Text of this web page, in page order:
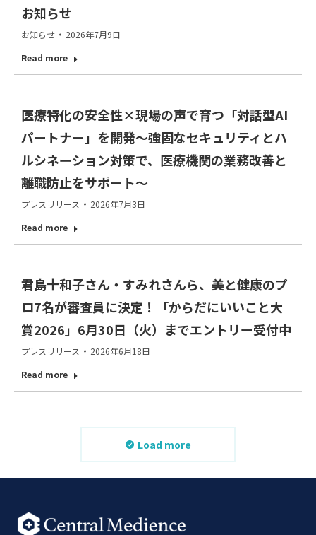
お知らせ
お知らせ
2026年7月9日
Read more
医療特化の安全性×現場の声で育つ「対話型AI
パートナー」を開発～強固なセキュリティとハ
ルシネーション対策で、医療機関の業務改善と
離職防止をサポート～
プレスリリース
2026年7月3日
Read more
君島十和子さん・すみれさんら、美と健康のプ
ロ7名が審査員に決定！「からだにいいこと大
賞2026」6月30日（火）までエントリー受付中
プレスリリース
2026年6月18日
Read more
Load more